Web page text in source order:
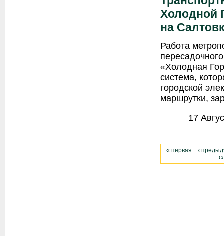
Холодной
на
Работа
«Холодная
система,
городской
маршрутки,
17
« первая
‹